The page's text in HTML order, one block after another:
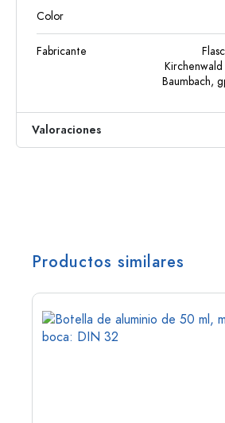
Color
Fabricante
Baumbach,
Valoraciones
Productos similares